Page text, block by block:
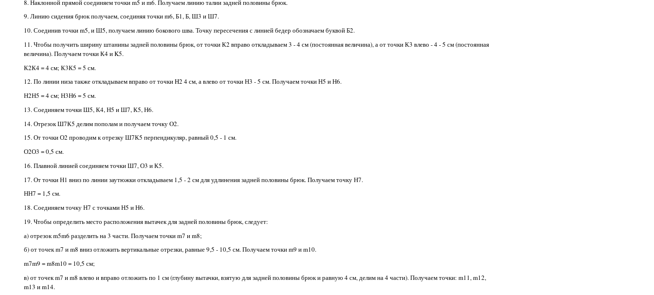
8. Наклонной прямой соединяем точки m5 и m6. Получаем линию талии задней половины брюк.
9. Линию сидения брюк получаем, соединяя точки m6, Б1, Б, Ш3 и Ш7.
10. Соединив точки m5, и Ш5, получаем линию бокового шва. Точку пересечения с линией бедер обозначаем буквой Б2.
11. Чтобы получить ширину штанины задней половины брюк, от точки К2 вправо откладываем 3 - 4 см (постоянная величина), а от точки К3 влево - 4 - 5 см (постоянная
величина). Получаем точки К4 и K5.
К2К4 = 4 см; К3К5 = 5 см.
12. По линии низа также откладываем вправо от точки H2 4 см, а влево от точки Н3 - 5 см. Получаем точки Н5 и Н6.
Н2Н5 = 4 см; Н3Н6 = 5 см.
13. Соединяем точки Ш5, К4, Н5 и Ш7, К5, Н6.
14. Отрезок Ш7К5 делим пополам и получаем точку O2.
15. От точки О2 проводим к отрезку Ш7К5 перпендикуляр, равный 0,5 - 1 см.
О2О3 = 0,5 см.
16. Плавной линией соединяем точки Ш7, О3 и К5.
17. От точки Н1 вниз по линии заутюжки откладываем 1,5 - 2 см для удлинения задней половины брюк. Получаем точку Н7.
НН7 = 1,5 см.
18. Соединяем точку Н7 с точками Н5 и Н6.
19. Чтобы определить место расположения вытачек для задней половины брюк, следует:
а) отрезок m5m6 разделить на 3 части. Получаем точки m7 и m8;
б) от точек m7 и m8 вниз отложить вертикальные отрезки, равные 9,5 - 10,5 см. Получаем точки m9 и m10.
m7m9 = m8m10 = 10,5 см;
в) от точек m7 и m8 влево и вправо отложить по 1 см (глубину вытачки, взятую для задней половины брюк и равную 4 см, делим на 4 части). Получаем точки: m11, m12,
m13 и m14.